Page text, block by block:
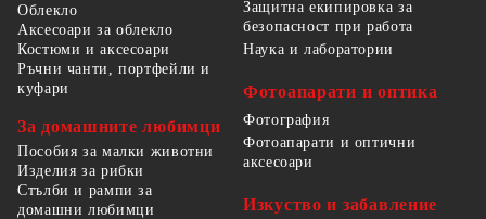
Облекло
Аксесоари за облекло
Костюми и аксесоари
Ръчни чанти, портфейли и
куфари
За домашните любимци
Пособия за малки животни
Изделия за рибки
Стълби и рампи за
домашни любимци
Защитна екипировка за
безопасност при работа
Наука и лаборатории
Фотоапарати и оптика
Фотография
Фотоапарати и оптични
аксесоари
Изкуство и забавление